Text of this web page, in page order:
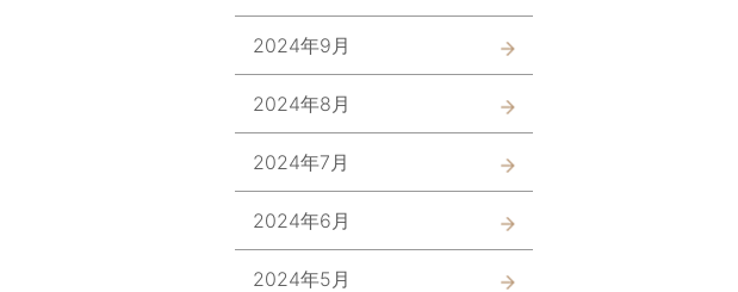
2024年9月
2024年8月
2024年7月
2024年6月
2024年5月